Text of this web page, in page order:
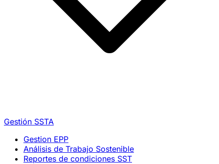
Gestión SSTA
Gestion EPP
Análisis de Trabajo Sostenible
Reportes de condiciones SST